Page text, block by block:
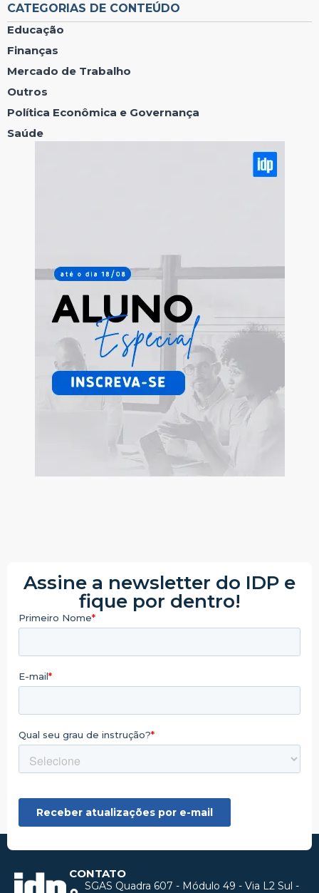
CATEGORIAS DE CONTEÚDO
Educação
Finanças
Mercado de Trabalho
Outros
Política Econômica e Governança
Saúde
Assine a newsletter do IDP e
fique por dentro!
CONTATO
SGAS Quadra 607 - Módulo 49 - Via L2 Sul -